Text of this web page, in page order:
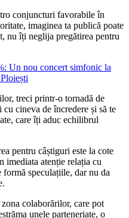
conjuncturi favorabile în
imaginea ta publică poate
nu îți neglija pregătirea pentru
Un nou concert simfonic la
treci printr-o tornadă de
cineva de încredere și să te
care îți aduc echilibrul
pentru câștiguri este la cote
imediata atenție relația cu
speculațiile, dar nu da
colaborărilor, care pot
unele parteneriate, o